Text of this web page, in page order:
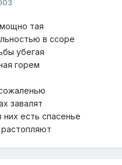
тая
в ссоре
убегая
горем
завалят
есть спасенье